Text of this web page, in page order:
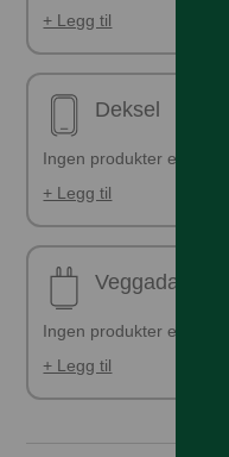
+ Legg til
Deksel
Ingen produkter er valgt
+ Legg til
Veggadapter
Ingen produkter er valgt
+ Legg til